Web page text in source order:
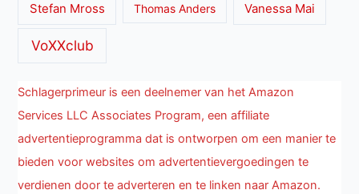
Stefan Mross Thomas Anders Vanessa Mai
VoXXclub
Schlagerprimeur is een deelnemer van het Amazon
Services LLC Associates Program, een affiliate
advertentieprogramma dat is ontworpen om een manier te
bieden voor websites om advertentievergoedingen te
verdienen door te adverteren en te linken naar Amazon.